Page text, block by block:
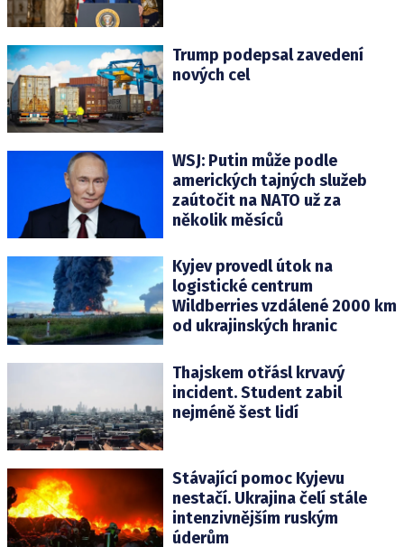
Trump podepsal zavedení
nových cel
WSJ: Putin může podle
amerických tajných služeb
zaútočit na NATO už za
několik měsíců
Kyjev provedl útok na
logistické centrum
Wildberries vzdálené 2000 km
od ukrajinských hranic
Thajskem otřásl krvavý
incident. Student zabil
nejméně šest lidí
Stávající pomoc Kyjevu
nestačí. Ukrajina čelí stále
intenzivnějším ruským
úderům